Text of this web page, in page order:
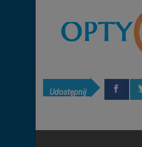
Udostępnij